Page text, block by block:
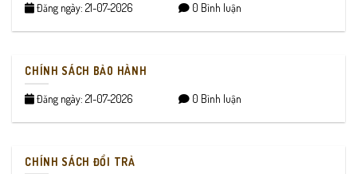
Đăng ngày: 21-07-2026 0 Bình luận
CHÍNH SÁCH BẢO HÀNH
Đăng ngày: 21-07-2026 0 Bình luận
CHÍNH SÁCH ĐỔI TRẢ